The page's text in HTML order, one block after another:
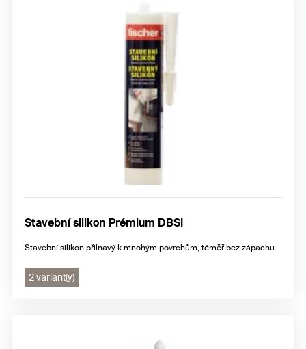
Stavební silikon Prémium DBSI
Stavební silikon přilnavý k mnohým povrchům, téměř bez zápachu
2 variant(y)